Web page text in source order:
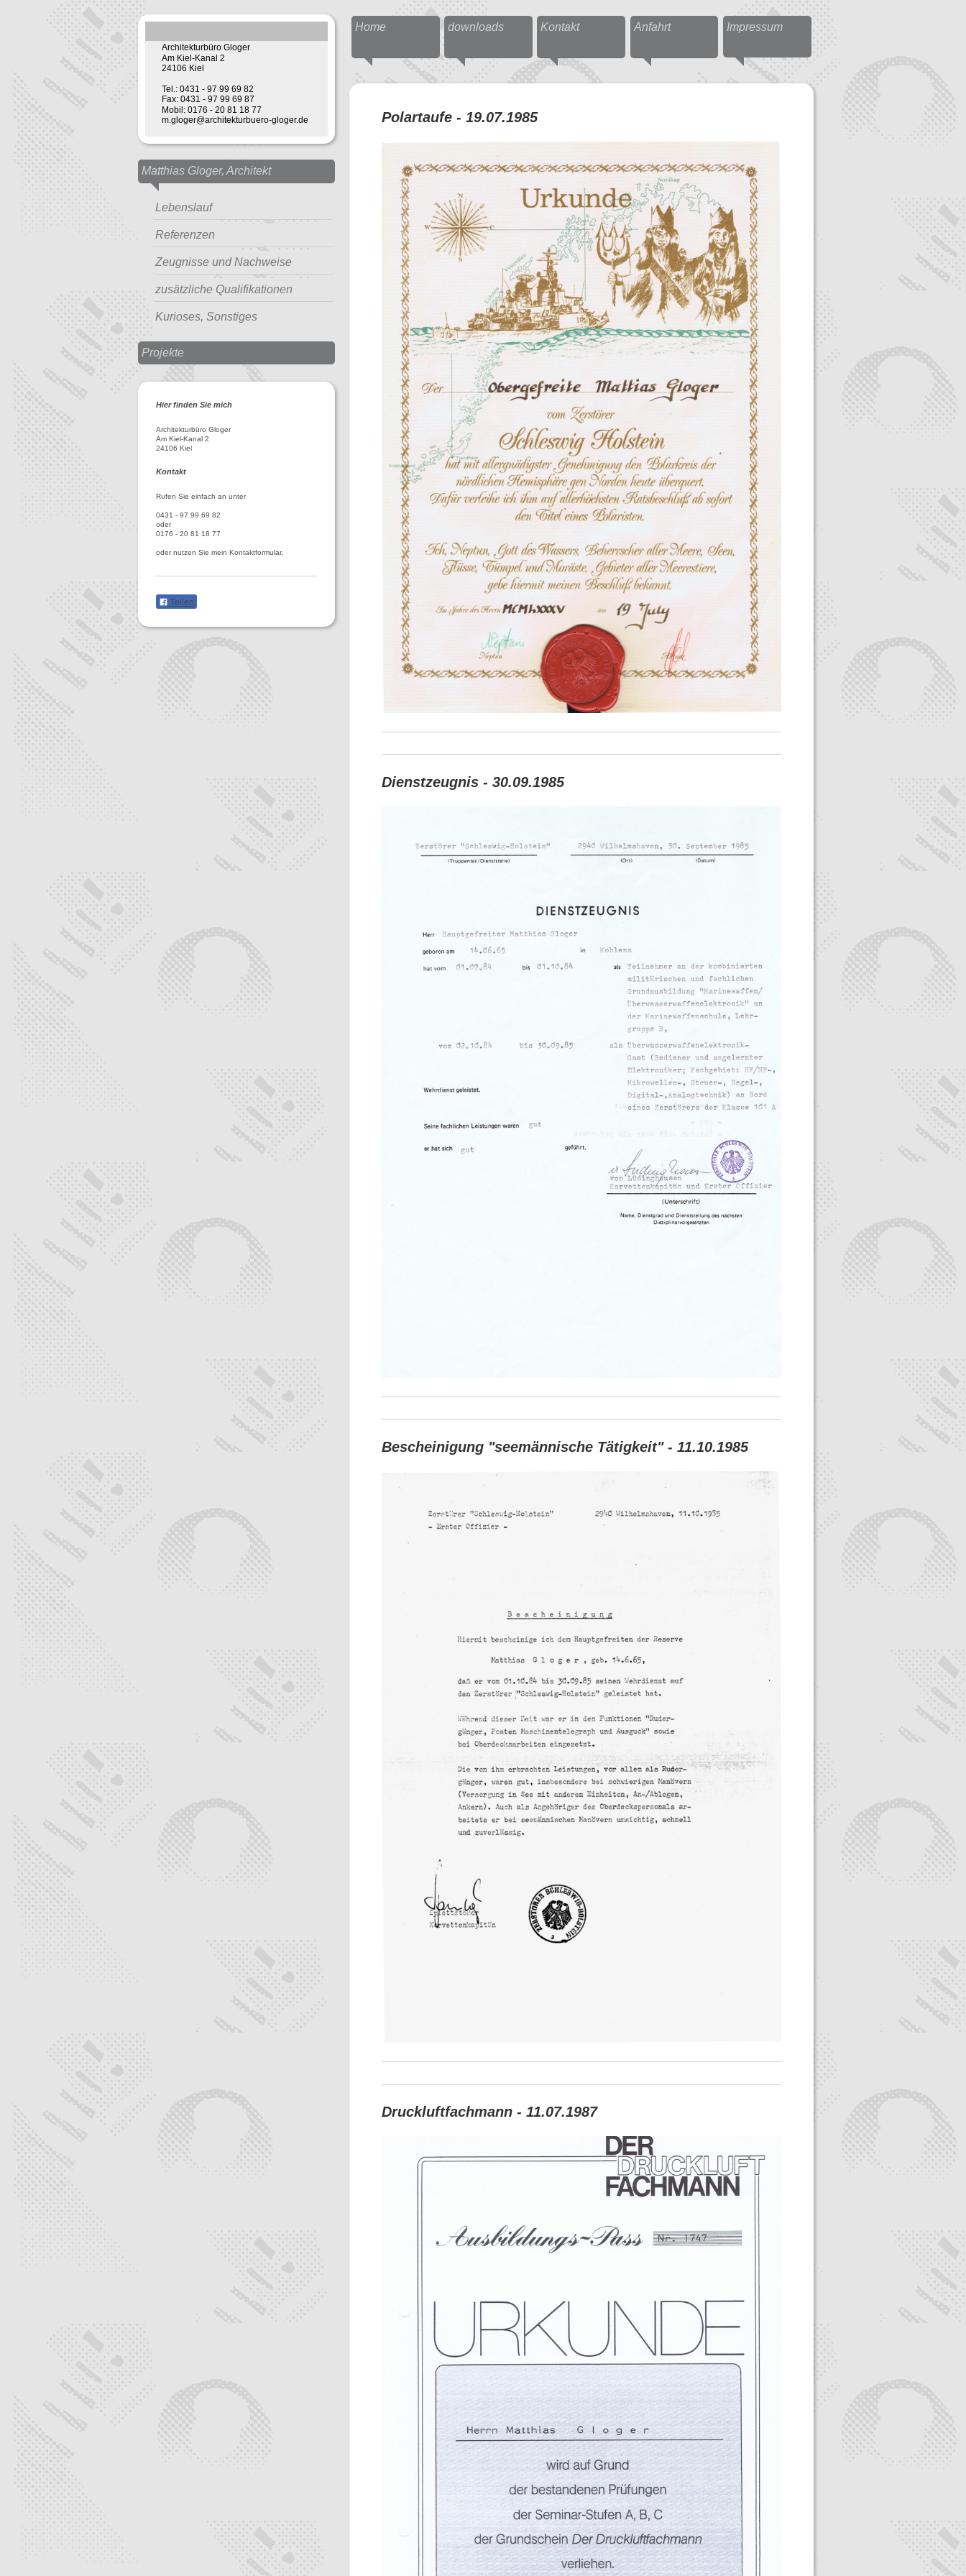
Architekturbüro Gloger
Am Kiel-Kanal 2
24106 Kiel
Tel.: 0431 - 97 99 69 82
Fax: 0431 - 97 99 69 87
Mobil: 0176 - 20 81 18 77
m.gloger@architekturbuero-gloger.de
Matthias Gloger, Architekt
Lebenslauf
Referenzen
Zeugnisse und Nachweise
zusätzliche Qualifikationen
Kurioses, Sonstiges
Projekte
Hier finden Sie mich
Architekturbüro Gloger
Am Kiel-Kanal 2
24106 Kiel
Kontakt
Rufen Sie einfach an unter
0431 - 97 99 69 82
oder
0176 - 20 81 18 77
oder nutzen Sie mein Kontaktformular.
Teilen
Home downloads Kontakt Anfahrt Impressum
Polartaufe - 19.07.1985
Dienstzeugnis - 30.09.1985
Bescheinigung "seemännische Tätigkeit" - 11.10.1985
Druckluftfachmann - 11.07.1987